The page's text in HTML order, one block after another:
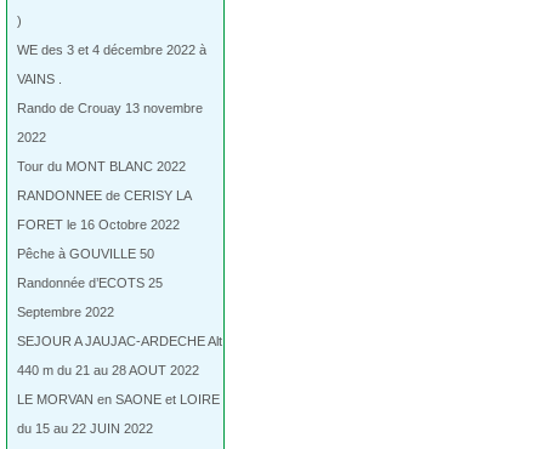
)
WE des 3 et 4 décembre 2022 à
VAINS .
Rando de Crouay 13 novembre
2022
Tour du MONT BLANC 2022
RANDONNEE de CERISY LA
FORET le 16 Octobre 2022
Pêche à GOUVILLE 50
Randonnée d’ECOTS 25
Septembre 2022
SEJOUR A JAUJAC-ARDECHE Alt
440 m du 21 au 28 AOUT 2022
LE MORVAN en SAONE et LOIRE
du 15 au 22 JUIN 2022